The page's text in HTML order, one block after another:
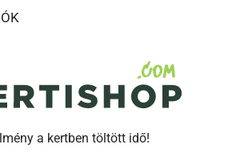
a kertben töltött idő!